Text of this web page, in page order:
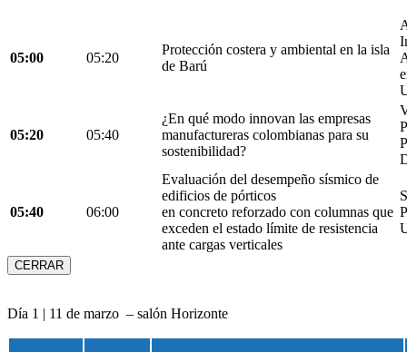
05:00 05:20
Protección costera y ambiental en la isla
de Barú
05:20 05:40
¿En qué modo innovan las empresas
manufactureras colombianas para su
sostenibilidad?
05:40 06:00
Evaluación del desempeño sísmico de
edificios de pórticos
en concreto reforzado con columnas que
exceden el estado límite de resistencia
ante cargas verticales
CERRAR
Día 1 | 11 de marzo – salón Horizonte